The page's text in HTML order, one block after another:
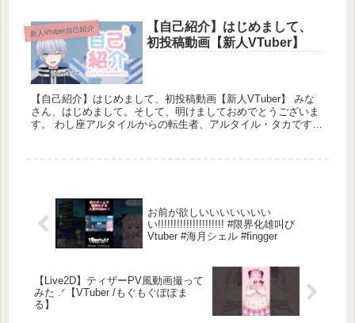
新人Vtuber自己紹介
【自己紹介】はじめまして、
初投稿動画【新人VTuber】
【自己紹介】はじめまして、初投稿動画【新人VTuber】 みな
さん、はじめまして。そして、明けましておめでとうございま
す。 わし座アルタイルからの転生者、アルタイル・タカです。
お前が欲しいいいいいいい
い!!!!!!!!!!!!!!!!!!!!! #限界化雄叫び
Vtuber #海月シェル #fingger
【Live2D】ティザーPV風動画撮って
みた ‪.ᐟ【VTuber /もぐもぐぽぽま
る】